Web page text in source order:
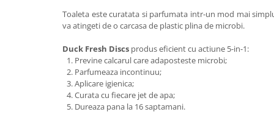
Toaleta este curatata si parfumata intr-un mod mai
va atingeti de o carcasa de plastic plina de microbi.
Duck Fresh Discs produs eficient cu actiune 5-in-1:
Previne calcarul care adaposteste microbi;
Parfumeaza incontinuu;
Aplicare igienica;
Curata cu fiecare jet de apa;
Dureaza pana la 16 saptamani.